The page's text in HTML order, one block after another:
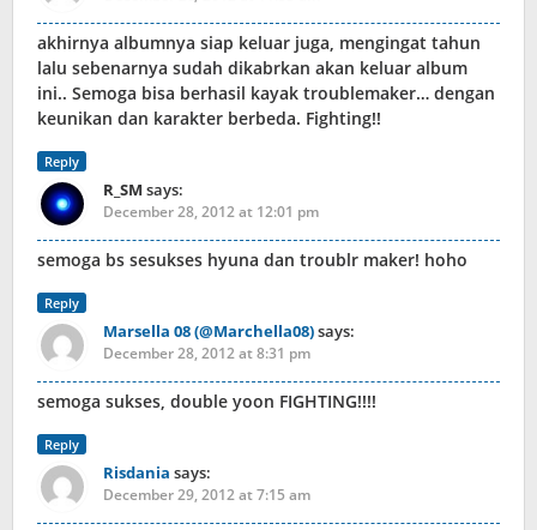
akhirnya albumnya siap keluar juga, mengingat tahun
lalu sebenarnya sudah dikabrkan akan keluar album
ini.. Semoga bisa berhasil kayak troublemaker… dengan
keunikan dan karakter berbeda. Fighting!!
Reply
R_SMsays:
December 28, 2012 at 12:01 pm
semoga bs sesukses hyuna dan troublr maker! hoho
Reply
Marsella 08 (@Marchella08)says:
December 28, 2012 at 8:31 pm
semoga sukses, double yoon FIGHTING!!!!
Reply
Risdania says:
December 29, 2012 at 7:15 am